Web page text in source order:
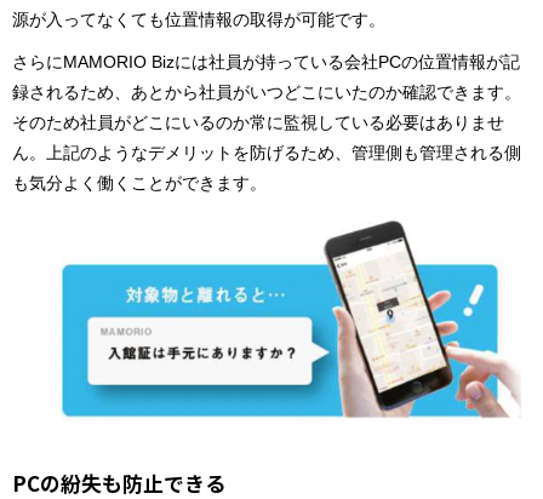
源が入ってなくても位置情報の取得が可能です。
さらにMAMORIO Bizには社員が持っている会社PCの位置情報が記
録されるため、あとから社員がいつどこにいたのか確認できます。
そのため社員がどこにいるのか常に監視している必要はありませ
ん。上記のようなデメリットを防げるため、管理側も管理される側
も気分よく働くことができます。
PCの紛失も防止できる